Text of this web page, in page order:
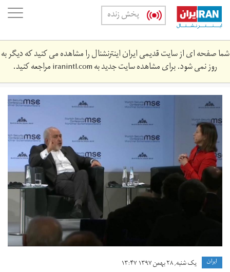
Skip
main
content
پخش زنده
شما صفحه ای از سایت قدیمی ایران اینترنشنال را مشاهده می کنید که دیگر به
روز نمی شود. برای مشاهده سایت جدید بهiranintl.comمراجعه کنید.
zarif.jpg
ايران یک شنبه, ۲۸ بهمن ۱۳۹۷ ۱۳:۴۷